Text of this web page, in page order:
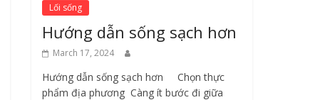
Lối sống
Hướng dẫn sống sạch hơn
March 17, 2024
Hướng dẫn sống sạch hơn Chọn thực
phẩm địa phương ​ Càng ít bước đi giữa